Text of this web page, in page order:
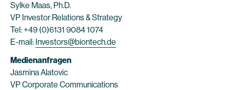
Sylke Maas, Ph.D.
VP Investor Relations & Strategy
Tel: +49 (0)6131 9084 1074
E-mail: Investors@biontech.de
Medienanfragen
Jasmina Alatovic
VP Corporate Communications